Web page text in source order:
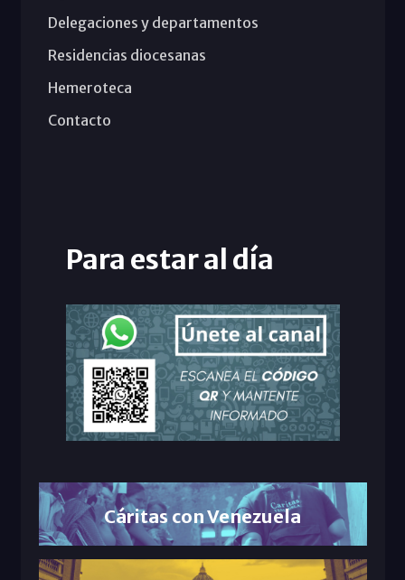
Delegaciones y departamentos
Residencias diocesanas
Hemeroteca
Contacto
Para estar al día
Cáritas con Venezuela